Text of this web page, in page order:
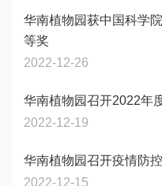
华南植物园获中国科学
等奖
2022-12-26
华南植物园召开2022年
2022-12-19
华南植物园召开疫情防
2022-12-15